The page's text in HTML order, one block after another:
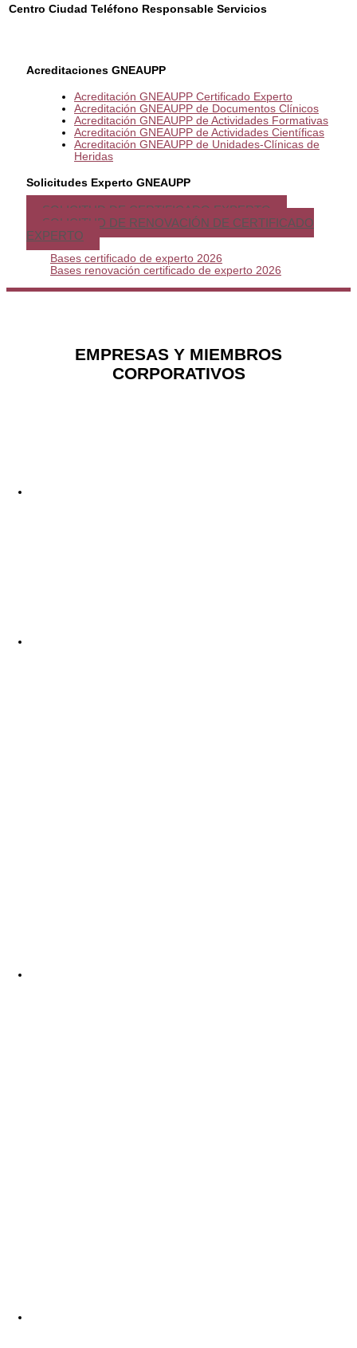
Centro Ciudad Teléfono Responsable Servicios
Acreditaciones GNEAUPP
Acreditación GNEAUPP Certificado Experto
Acreditación GNEAUPP de Documentos Clínicos
Acreditación GNEAUPP de Actividades Formativas
Acreditación GNEAUPP de Actividades Científicas
Acreditación GNEAUPP de Unidades-Clínicas de
Heridas
Solicitudes Experto GNEAUPP
SOLICITUD DE CERTIFICADO EXPERTO
SOLICITUD DE RENOVACIÓN DE CERTIFICADO
EXPERTO
Bases certificado de experto 2026
Bases renovación certificado de experto 2026
EMPRESAS Y MIEMBROS
CORPORATIVOS